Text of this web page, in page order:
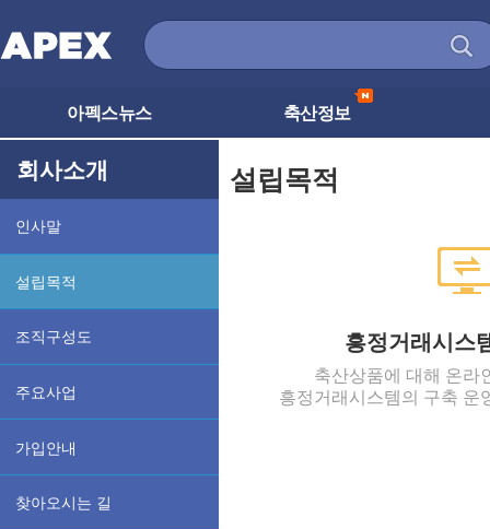
아펙스뉴스 축산정보
회사소개
인사말
설립목적
조직구성도
주요사업
가입안내
찾아오시는 길
설립목적
흥정거래시스
축산상품에 대해 온라
흥정거래시스템의 구축 운